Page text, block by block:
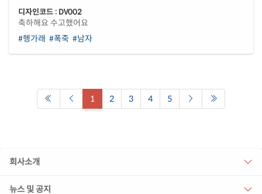
디자인코드 : DV002
축하해요 수고했어요
#헹가래 #폭죽 #남자
1 2 3 4 5
회사소개
뉴스 및 공지